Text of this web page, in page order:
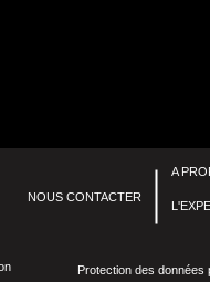
A
NOUS CONTACTER
Protection des données